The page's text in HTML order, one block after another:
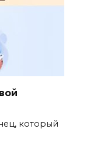
который